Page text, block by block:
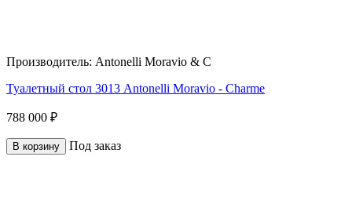
Производитель: Antonelli Moravio & C
Туалетный стол 3013 Antonelli Moravio - Charme
788 000 ₽
В корзину Под заказ